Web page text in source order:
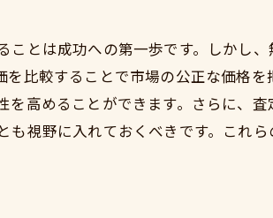
重要事項
ための相談内容
た市場理解
ーサポートの活用
とは成功への第一歩です。しかし
比較することで市場の公正な価格
高めることができます。さらに、
視野に入れておくべきです。これ